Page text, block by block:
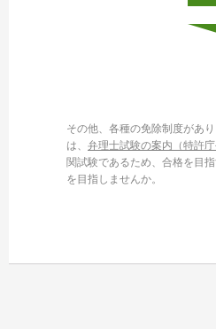
その他、各種の免除制度があ
は、 弁理士試験の案内（特許庁
関試験であるため、合格を目
を目指しませんか。